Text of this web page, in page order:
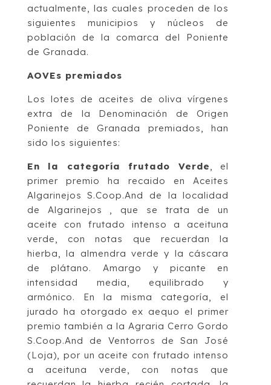
actualmente, las cuales proceden de los
siguientes municipios y núcleos de
población de la comarca del Poniente
de Granada.
AOVEs premiados
Los lotes de aceites de oliva vírgenes
extra de la Denominación de Origen
Poniente de Granada premiados, han
sido los siguientes:
En la categoría frutado Verde , el
primer premio ha recaido en Aceites
Algarinejos S.Coop.And de la localidad
de Algarinejos , que se trata de un
aceite con frutado intenso a aceituna
verde, con notas que recuerdan la
hierba, la almendra verde y la cáscara
de plátano. Amargo y picante en
intensidad media, equilibrado y
armónico. En la misma categoría, el
jurado ha otorgado ex aequo el primer
premio también a la Agraria Cerro Gordo
S.Coop.And de Ventorros de San José
(Loja), por un aceite con frutado intenso
a aceituna verde, con notas que